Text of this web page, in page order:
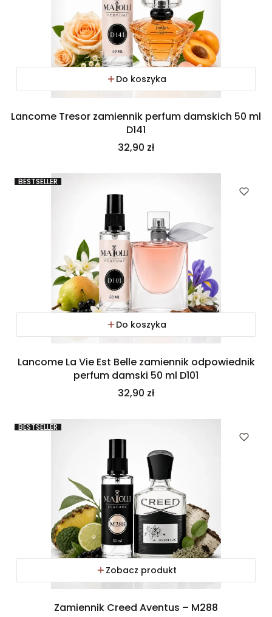
Do koszyka
Lancome Tresor zamiennik perfum damskich 50 ml
D141
Cena
32,90 zł
BESTSELLER
Do koszyka
Lancome La Vie Est Belle zamiennik odpowiednik
perfum damski 50 ml D101
Cena
32,90 zł
BESTSELLER
Zobacz produkt
Zamiennik Creed Aventus – M288